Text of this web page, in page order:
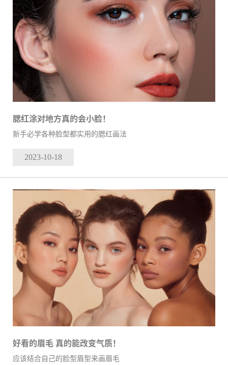
腮红涂对地方真的会小脸！
新手必学各种脸型都实用的腮红画法
2023-10-18
好看的眉毛 真的能改变气质！
应该结合自己的脸型眉型来画眉毛